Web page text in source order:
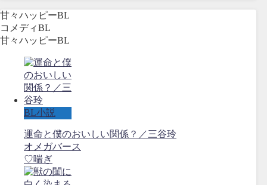
甘々ハッピーBL
コメディBL
甘々ハッピーBL
BL小説
運命と僕のおいしい関係？／三谷玲
オメガバース
♡喘ぎ